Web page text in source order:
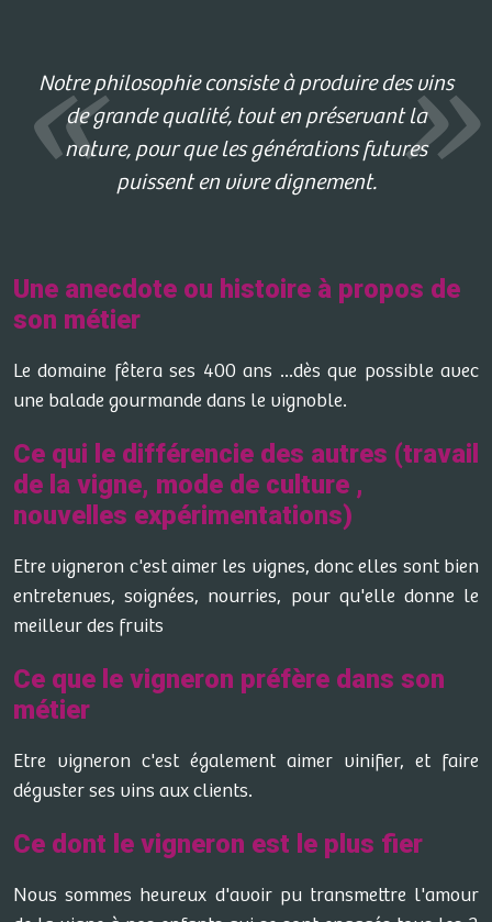
Notre philosophie consiste à produire des vins
de grande qualité, tout en préservant la
nature, pour que les générations futures
puissent en vivre dignement.
Une anecdote ou histoire à propos de
son métier
Le domaine fêtera ses 400 ans ...dès que possible avec
une balade gourmande dans le vignoble.
Ce qui le différencie des autres (travail
de la vigne, mode de culture ,
nouvelles expérimentations)
Etre vigneron c'est aimer les vignes, donc elles sont bien
entretenues, soignées, nourries, pour qu'elle donne le
meilleur des fruits
Ce que le vigneron préfère dans son
métier
Etre vigneron c'est également aimer vinifier, et faire
déguster ses vins aux clients.
Ce dont le vigneron est le plus fier
Nous sommes heureux d'avoir pu transmettre l'amour